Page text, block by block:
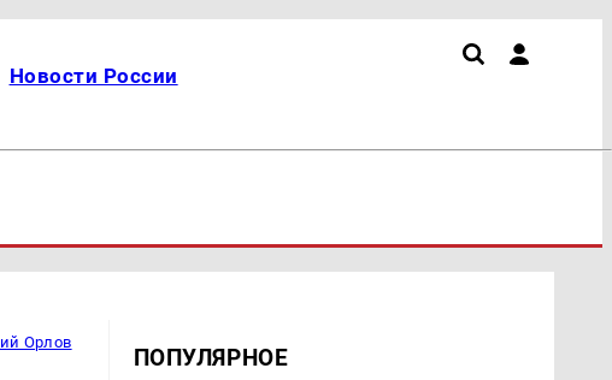
Новости России
Орлов
ПОПУЛЯРНОЕ